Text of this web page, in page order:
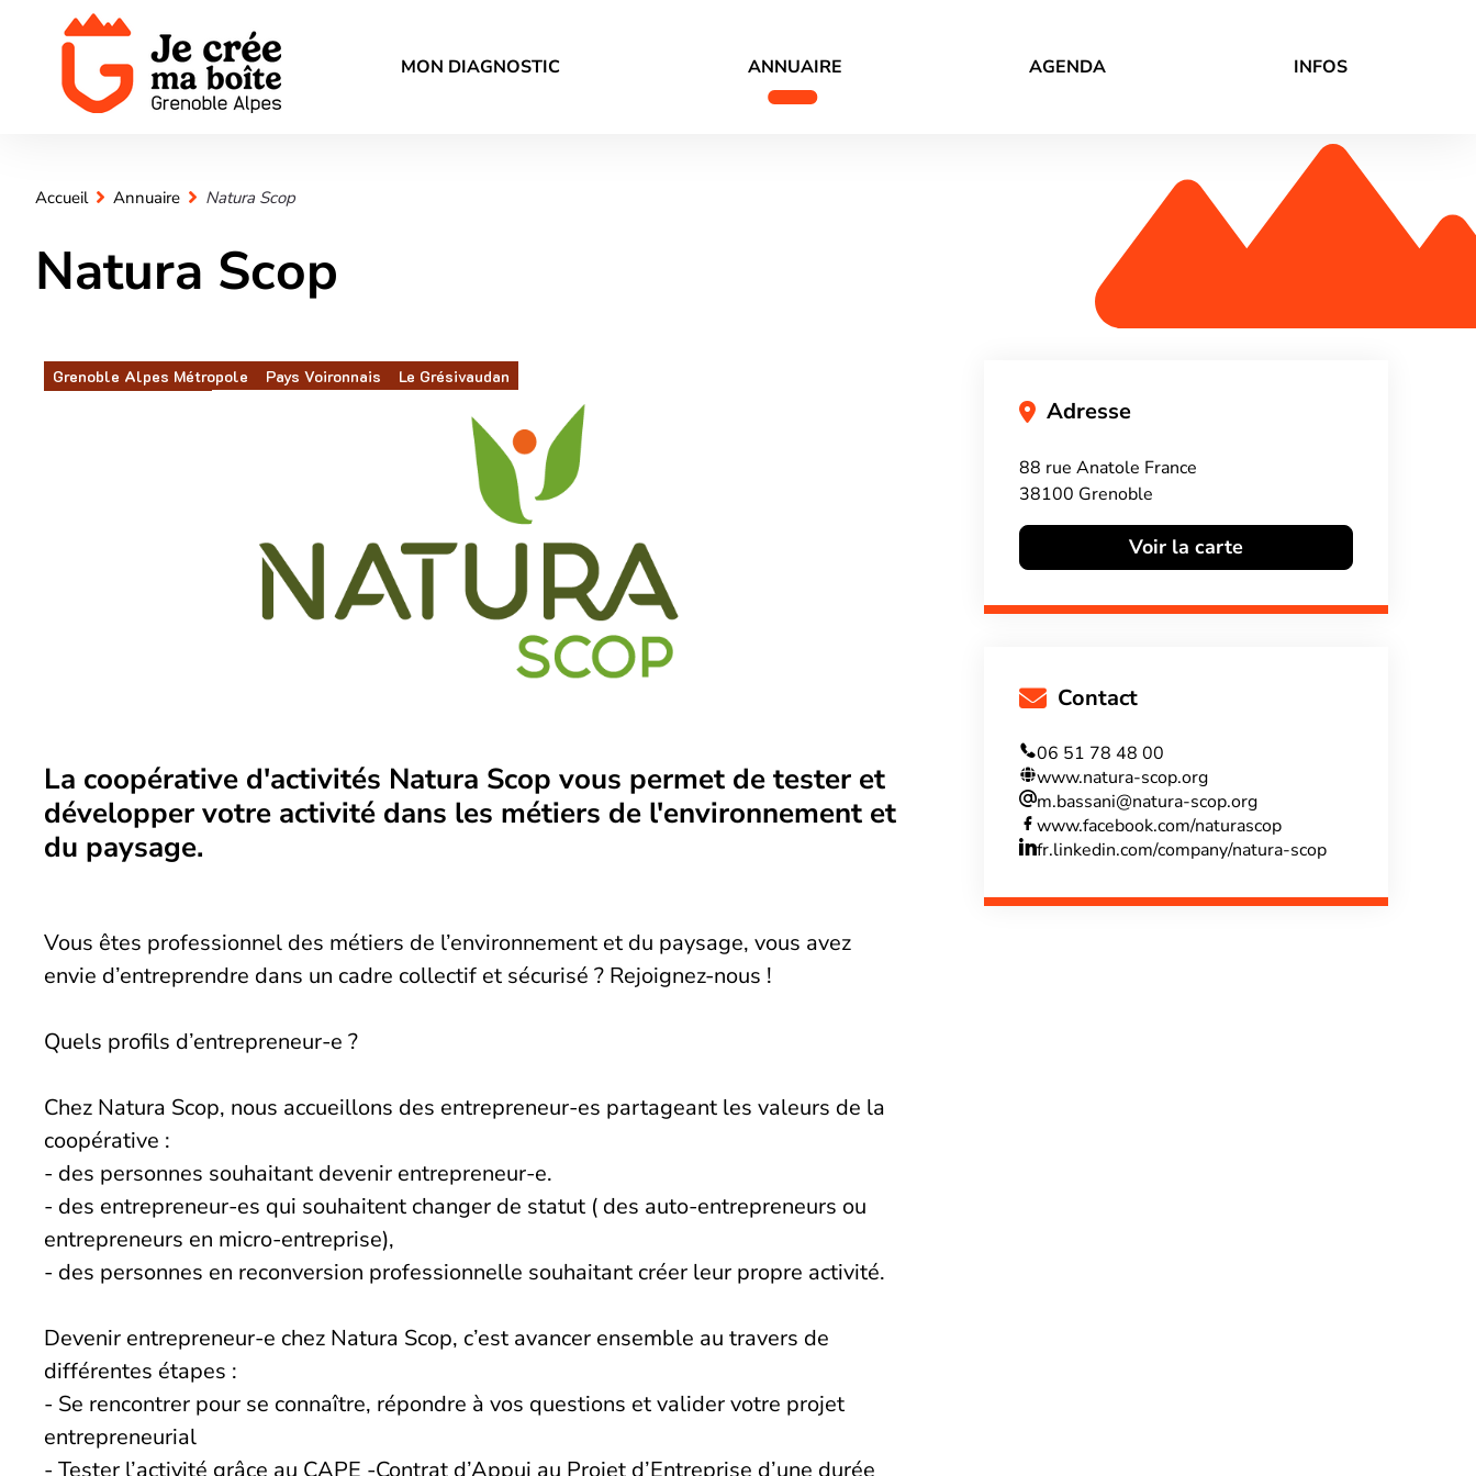
MON DIAGNOSTIC ANNUAIRE AGENDA INFOS
Accueil Annuaire Natura Scop
Natura Scop
Grenoble Alpes Métropole Pays Voironnais Le Grésivaudan
La coopérative d'activités Natura Scop vous permet de tester et
développer votre activité dans les métiers de l'environnement et
du paysage.
Vous êtes professionnel des métiers de l’environnement et du paysage, vous avez
envie d’entreprendre dans un cadre collectif et sécurisé ? Rejoignez-nous !
Quels profils d’entrepreneur-e ?
Chez Natura Scop, nous accueillons des entrepreneur-es partageant les valeurs de la
coopérative :
- des personnes souhaitant devenir entrepreneur-e.
- des entrepreneur-es qui souhaitent changer de statut ( des auto-entrepreneurs ou
entrepreneurs en micro-entreprise),
- des personnes en reconversion professionnelle souhaitant créer leur propre activité.
Devenir entrepreneur-e chez Natura Scop, c’est avancer ensemble au travers de
différentes étapes :
- Se rencontrer pour se connaître, répondre à vos questions et valider votre projet
entrepreneurial
- Tester l’activité grâce au CAPE -Contrat d’Appui au Projet d’Entreprise d’une durée
Adresse
88 rue Anatole France
38100 Grenoble
Voir la carte
Contact
06 51 78 48 00
www.natura-scop.org
m.bassani@natura-scop.org
www.facebook.com/naturascop
fr.linkedin.com/company/natura-scop